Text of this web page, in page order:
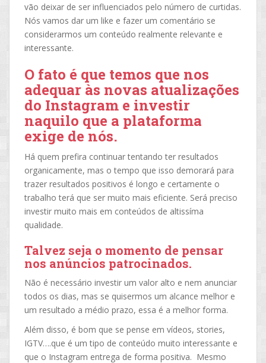
vão deixar de ser influenciados pelo número de curtidas.
Nós vamos dar um like e fazer um comentário se
considerarmos um conteúdo realmente relevante e
interessante.
O fato é que temos que nos
adequar às novas atualizações
do Instagram e investir
naquilo que a plataforma
exige de nós.
Há quem prefira continuar tentando ter resultados
organicamente, mas o tempo que isso demorará para
trazer resultados positivos é longo e certamente o
trabalho terá que ser muito mais eficiente. Será preciso
investir muito mais em conteúdos de altissíma
qualidade.
Talvez seja o momento de pensar
nos anúncios patrocinados.
Não é necessário investir um valor alto e nem anunciar
todos os dias, mas se quisermos um alcance melhor e
um resultado a médio prazo, essa é a melhor forma.
Além disso, é bom que se pense em vídeos, stories,
IGTV….que é um tipo de conteúdo muito interessante e
que o Instagram entrega de forma positiva. Mesmo